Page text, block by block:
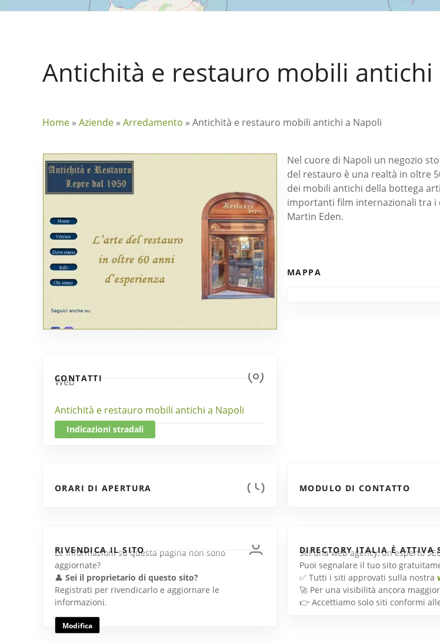
Antichità e restauro mobili antichi
Home » Aziende » Arredamento » Antichità e restauro mobili antichi a Napoli
CONTATTI
Web
Antichità e restauro mobili antichi a Napoli
Indicazioni stradali
Nel cuore di Napoli un negozio
del restauro è una realtà in oltre
dei mobili antichi della bottega
importanti film internazionali tra i
Martin Eden.
MAPPA
ORARI DI APERTURA MODULO DI CONTATTO
RIVENDICA IL SITO
Le informazioni su questa pagina non sono
aggiornate?
👤 Sei il proprietario di questo sito?
Registrati per rivendicarlo e aggiornare le
informazioni.
Modifica
DIRECTORY ITALIA È ATTIVA
Sei una web agency, un esperto
Puoi segnalare il tuo sito
✅ Tutti i siti approvati sulla nostra
🚀 Per una visibilità ancora
👉 Accettiamo solo siti conformi